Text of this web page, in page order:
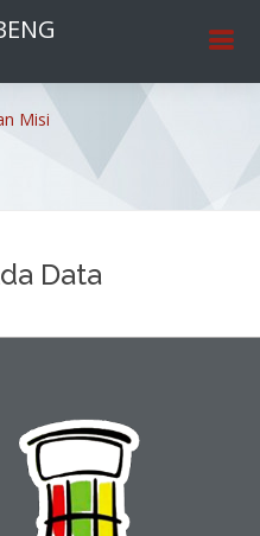
Misi
Data